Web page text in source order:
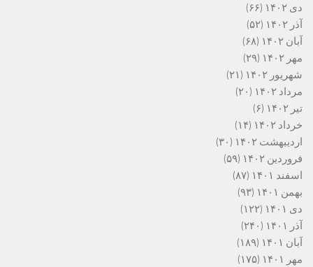
دی ۱۴۰۲
(۶۶)
آذر ۱۴۰۲
(۵۲)
آبان ۱۴۰۲
(۶۸)
مهر ۱۴۰۲
(۲۹)
شهریور ۱۴۰۲
(۲۱)
مرداد ۱۴۰۲
(۲۰)
تیر ۱۴۰۲
(۶)
خرداد ۱۴۰۲
(۱۴)
اردیبهشت ۱۴۰۲
(۳۰)
فروردین ۱۴۰۲
(۵۹)
اسفند ۱۴۰۱
(۸۷)
بهمن ۱۴۰۱
(۹۳)
دی ۱۴۰۱
(۱۲۲)
آذر ۱۴۰۱
(۲۴۰)
آبان ۱۴۰۱
(۱۸۹)
مهر ۱۴۰۱
(۱۷۵)